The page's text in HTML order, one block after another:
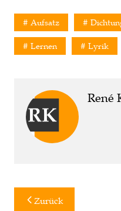
Aufsatz
Lernen Lyrik
René
Zurück